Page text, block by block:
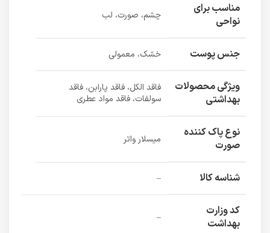
مناسب برای
نواحی
چشم، صورت، لب
جنس پوست خشک، معمولی
ویژگی محصولات
بهداشتی
فاقد الکل، فاقد پارابن، فاقد
سولفات، فاقد مواد عطری
نوع پاک کننده
صورت
میسلار واتر
شناسه کالا –
کد وزارت
بهداشت
–